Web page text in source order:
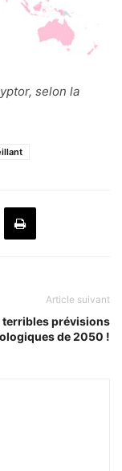
selon la
Article suivant
terribles prévisions
de 2050 !